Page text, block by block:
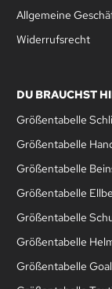
Allgemeine
Widerrufsrecht
DU BRAUCHST
Größentabelle
Größentabelle
Größentabelle
Größentabelle
Größentabelle
Größentabelle
Größentabelle